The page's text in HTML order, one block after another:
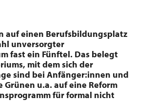
auf einen Berufsbildungsplatz
unversorgter
fast ein Fünftel. Das belegt
mit dem sich der
sind bei Anfänger:innen und
Grünen u.a. auf eine Reform
für formal nicht